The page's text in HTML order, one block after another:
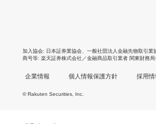
加入協会 日本証券業協会 一般社団法人金融先物取引業
商号等 楽天証券株式会社／金融商品取引業者 関東財務
企業情報 個人情報保護方針 採用情
© Rakuten Securities, Inc.